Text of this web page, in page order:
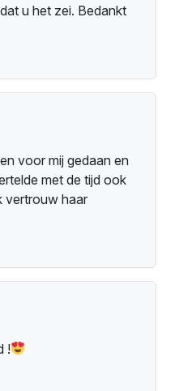
u het zei. Bedankt
voor mij gedaan en
met de tijd ook
vertrouw haar
!